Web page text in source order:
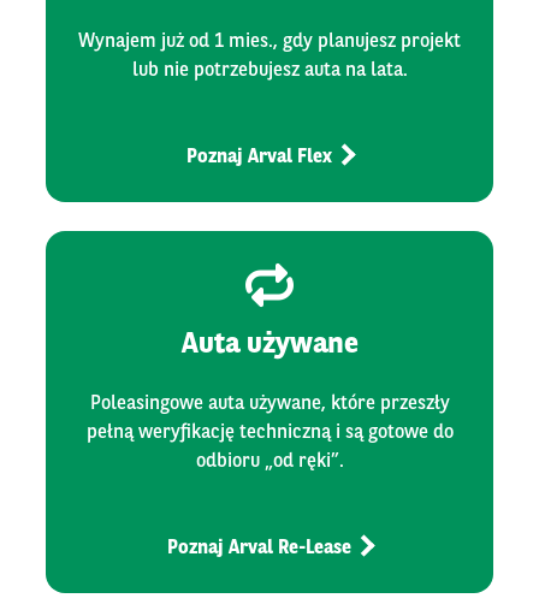
Wynajem już od 1 mies., gdy planujesz projekt
lub nie potrzebujesz auta na lata.
Poznaj Arval Flex
Auta używane
Poleasingowe auta używane, które przeszły
pełną weryfikację techniczną i są gotowe do
odbioru „od ręki”.
Poznaj Arval Re-Lease